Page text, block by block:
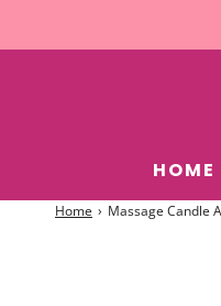
HOME
Home › Massage Candle